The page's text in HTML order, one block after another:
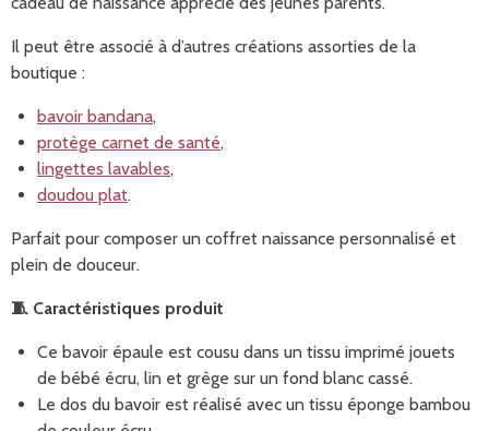
Il peut être associé à d’autres créations assorties de la
boutique :
bavoir bandana,
protège carnet de santé,
lingettes lavables,
doudou plat.
Parfait pour composer un coffret naissance personnalisé et
plein de douceur.
🧵 Caractéristiques produit
Ce bavoir épaule est cousu dans un tissu imprimé jouets
de bébé écru, lin et grège sur un fond blanc cassé.
Le dos du bavoir est réalisé avec un tissu éponge bambou